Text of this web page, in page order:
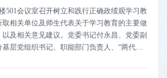
501会议室召开树立和践行正确政绩观学习教
相关单位及师生代表关于学习教育的主要做
及相关意见建议。党委书记付永昌、党委副
层党组织书记、职能部门负责人、“两代表
做法、特色亮点和经验启示，结合学习教育